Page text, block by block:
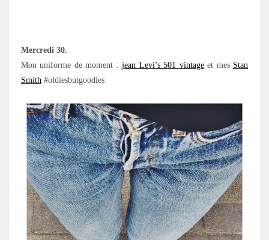
Mercredi 30.
Mon uniforme de moment :jean Levi’s 501 vintageet mes Stan
Smith #oldiesbutgoodies